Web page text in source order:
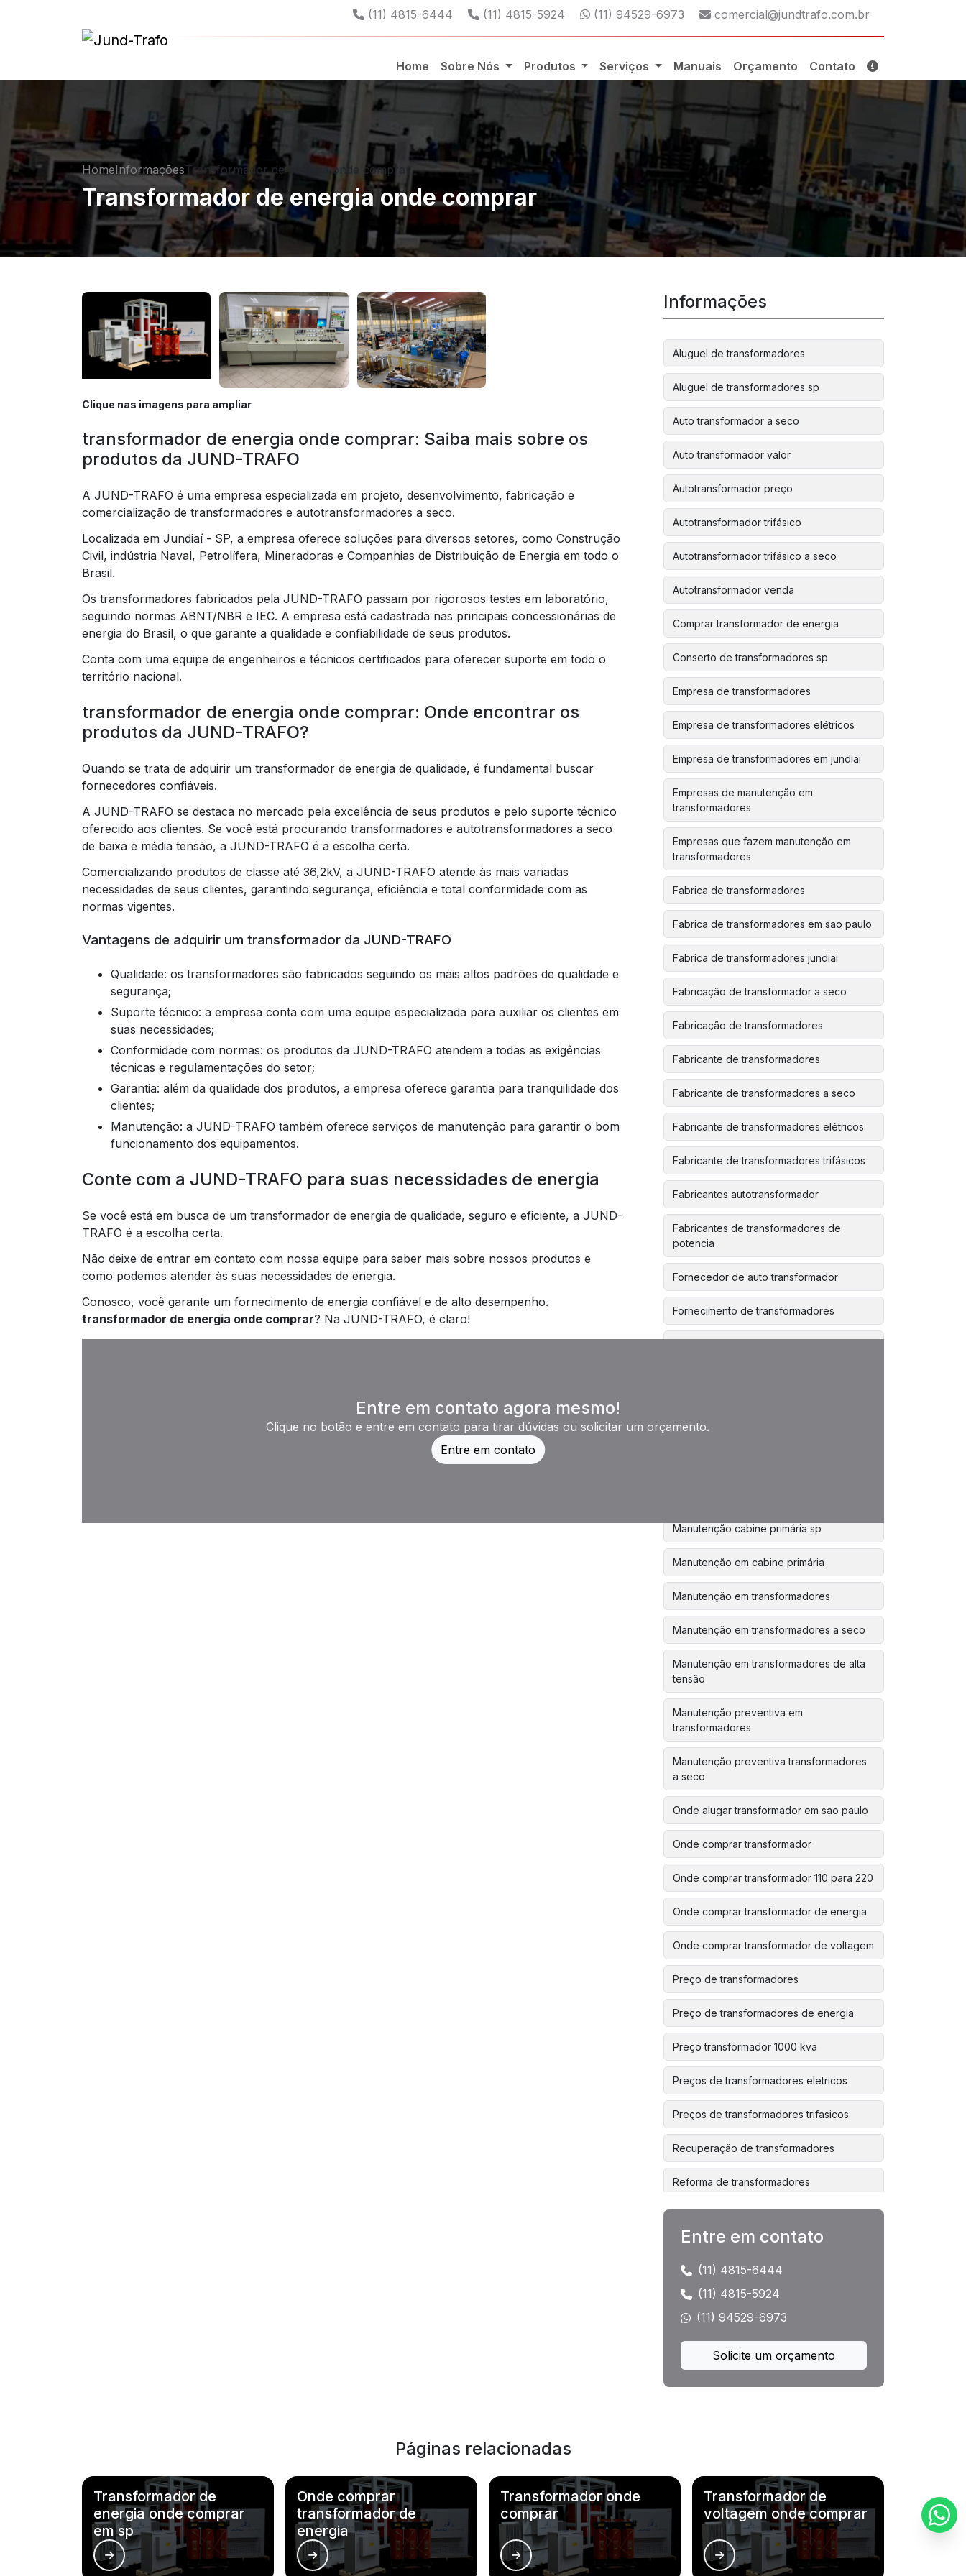
Telefone:
(11) 4815-6444 Telefone:
(11) 4815-5924 WhatsApp:
(11) 94529-6973 E-mail:
comercial@jundtrafo.com.br
Home Sobre Nós Produtos Serviços Manuais Orçamento Contato
HomeInformaçõesTransformador de energia onde comprar
Transformador de energia onde comprar
Clique nas imagens para ampliar
transformador de energia onde comprar: Saiba mais sobre os
produtos da JUND-TRAFO
A JUND-TRAFO é uma empresa especializada em projeto, desenvolvimento, fabricação e
comercialização de transformadores e autotransformadores a seco.
Localizada em Jundiaí - SP, a empresa oferece soluções para diversos setores, como Construção
Civil, indústria Naval, Petrolífera, Mineradoras e Companhias de Distribuição de Energia em todo o
Brasil.
Os transformadores fabricados pela JUND-TRAFO passam por rigorosos testes em laboratório,
seguindo normas ABNT/NBR e IEC. A empresa está cadastrada nas principais concessionárias de
energia do Brasil, o que garante a qualidade e confiabilidade de seus produtos.
Conta com uma equipe de engenheiros e técnicos certificados para oferecer suporte em todo o
território nacional.
transformador de energia onde comprar: Onde encontrar os
produtos da JUND-TRAFO?
Quando se trata de adquirir um transformador de energia de qualidade, é fundamental buscar
fornecedores confiáveis.
A JUND-TRAFO se destaca no mercado pela excelência de seus produtos e pelo suporte técnico
oferecido aos clientes. Se você está procurando transformadores e autotransformadores a seco
de baixa e média tensão, a JUND-TRAFO é a escolha certa.
Comercializando produtos de classe até 36,2kV, a JUND-TRAFO atende às mais variadas
necessidades de seus clientes, garantindo segurança, eficiência e total conformidade com as
normas vigentes.
Vantagens de adquirir um transformador da JUND-TRAFO
Qualidade: os transformadores são fabricados seguindo os mais altos padrões de qualidade e
segurança;
Suporte técnico: a empresa conta com uma equipe especializada para auxiliar os clientes em
suas necessidades;
Conformidade com normas: os produtos da JUND-TRAFO atendem a todas as exigências
técnicas e regulamentações do setor;
Garantia: além da qualidade dos produtos, a empresa oferece garantia para tranquilidade dos
clientes;
Manutenção: a JUND-TRAFO também oferece serviços de manutenção para garantir o bom
funcionamento dos equipamentos.
Conte com a JUND-TRAFO para suas necessidades de energia
Se você está em busca de um transformador de energia de qualidade, seguro e eficiente, a JUND-
TRAFO é a escolha certa.
Não deixe de entrar em contato com nossa equipe para saber mais sobre nossos produtos e
como podemos atender às suas necessidades de energia.
Conosco, você garante um fornecimento de energia confiável e de alto desempenho.
transformador de energia onde comprar? Na JUND-TRAFO, é claro!
Entre em contato agora mesmo!
Clique no botão e entre em contato para tirar dúvidas ou solicitar um orçamento.
Entre em contato
Informações
Aluguel de transformadores
Aluguel de transformadores sp
Auto transformador a seco
Auto transformador valor
Autotransformador preço
Autotransformador trifásico
Autotransformador trifásico a seco
Autotransformador venda
Comprar transformador de energia
Conserto de transformadores sp
Empresa de transformadores
Empresa de transformadores elétricos
Empresa de transformadores em jundiai
Empresas de manutenção em
transformadores
Empresas que fazem manutenção em
transformadores
Fabrica de transformadores
Fabrica de transformadores em sao paulo
Fabrica de transformadores jundiai
Fabricação de transformador a seco
Fabricação de transformadores
Fabricante de transformadores
Fabricante de transformadores a seco
Fabricante de transformadores elétricos
Fabricante de transformadores trifásicos
Fabricantes autotransformador
Fabricantes de transformadores de
potencia
Fornecedor de auto transformador
Fornecimento de transformadores
Manutenção cabine primária sp
Manutenção em cabine primária
Manutenção em transformadores
Manutenção em transformadores a seco
Manutenção em transformadores de alta
tensão
Manutenção preventiva em
transformadores
Manutenção preventiva transformadores
a seco
Onde alugar transformador em sao paulo
Onde comprar transformador
Onde comprar transformador 110 para 220
Onde comprar transformador de energia
Onde comprar transformador de voltagem
Preço de transformadores
Preço de transformadores de energia
Preço transformador 1000 kva
Preços de transformadores eletricos
Preços de transformadores trifasicos
Recuperação de transformadores
Reforma de transformadores
distribuição
Remoção de transformador
Reparo transformador
Transformador 1000kva
Transformador 10kva trifásico
Transformador 1500 kva
Transformador 1500 kva a seco
Entre em contato
(11) 4815-6444
(11) 4815-5924
(11) 94529-6973
Solicite um orçamento
Páginas relacionadas
Transformador de
energia onde comprar
em sp
Onde comprar
transformador de
energia
Transformador onde
comprar
Transformador de
voltagem onde comprar